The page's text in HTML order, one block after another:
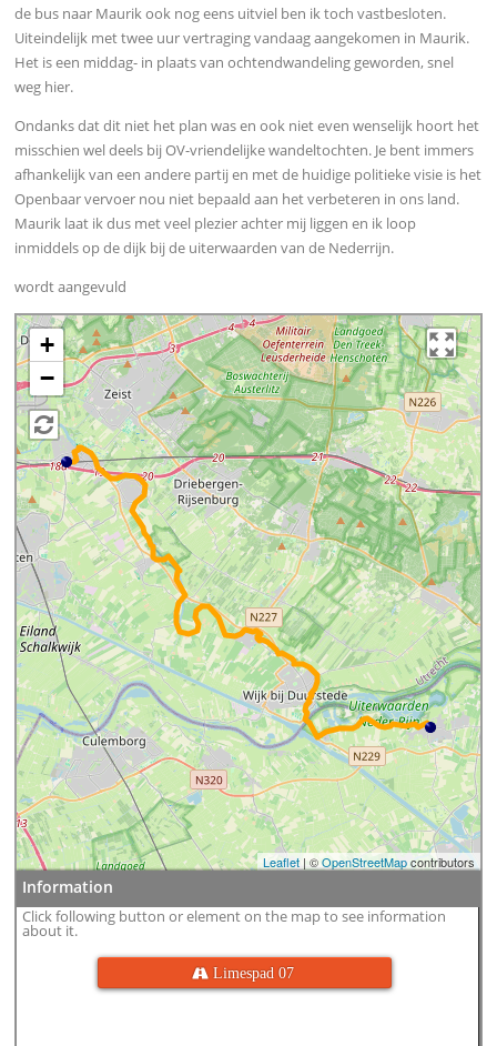
de bus naar Maurik ook nog eens uitviel ben ik toch vastbesloten.
Uiteindelijk met twee uur vertraging vandaag aangekomen in Maurik.
Het is een middag- in plaats van ochtendwandeling geworden, snel
weg hier.
Ondanks dat dit niet het plan was en ook niet even wenselijk hoort het
misschien wel deels bij OV-vriendelijke wandeltochten. Je bent immers
afhankelijk van een andere partij en met de huidige politieke visie is het
Openbaar vervoer nou niet bepaald aan het verbeteren in ons land.
Maurik laat ik dus met veel plezier achter mij liggen en ik loop
inmiddels op de dijk bij de uiterwaarden van de Nederrijn.
wordt aangevuld
+
−
Leaflet| ©OpenStreetMapcontributors
 Limespad 07
Information
Click following button or element on the map to see information
about it.